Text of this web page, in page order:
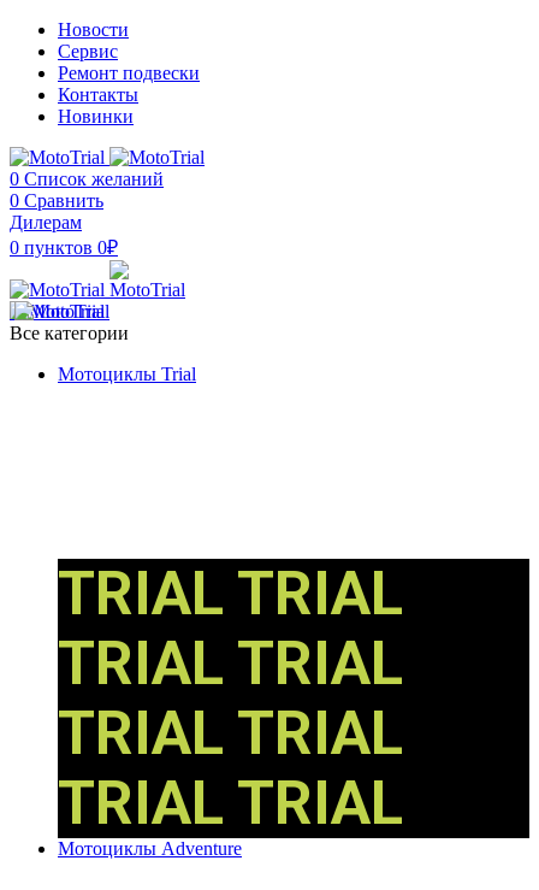
Новости
Сервис
Ремонт подвески
Контакты
Новинки
0 Список желаний
0 Сравнить
Дилерам
0 пунктов 0₽
Все категории
Мотоциклы Trial
TRIAL TRIAL
TRIAL TRIAL
TRIAL TRIAL
TRIAL TRIAL
Мотоциклы Adventure